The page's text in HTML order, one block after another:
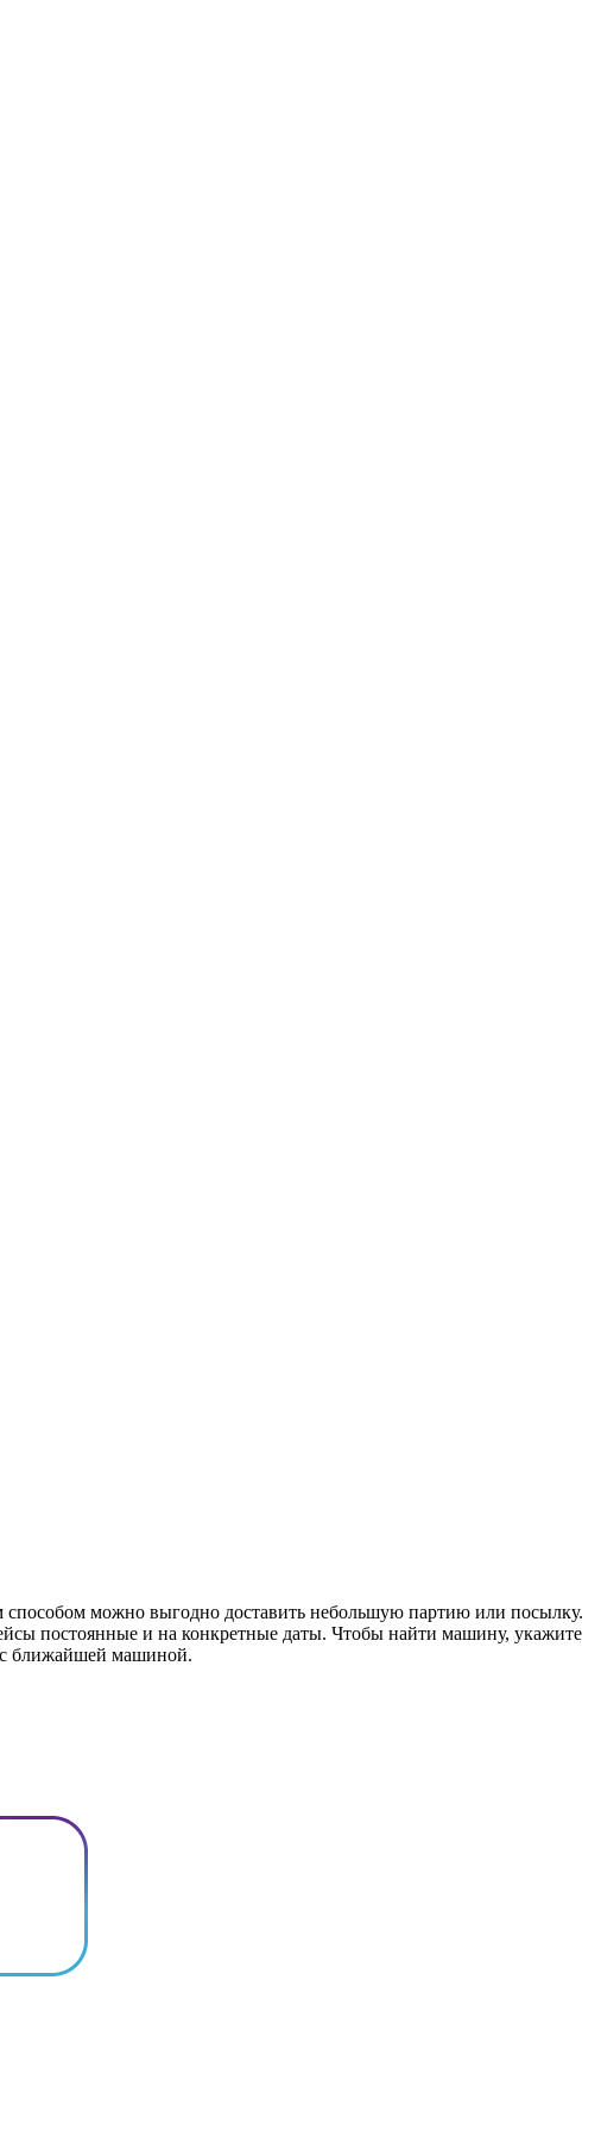
способом можно выгодно доставить небольшую партию или посылку.
постоянные и на конкретные даты. Чтобы найти машину, укажите
с ближайшей машиной.